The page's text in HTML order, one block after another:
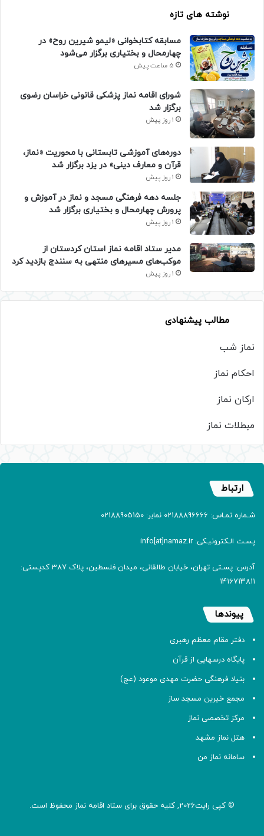
نوشته های تازه
مسابقه کتابخوانی «لیمو شیرین روح» در
چهارمحال و بختیاری برگزار می‌شود
5 ساعت پیش
شورای اقامه نماز پزشکی قانونی خراسان رضوی
برگزار شد
1 روز پیش
دوره‌های آموزشی تابستانی با محوریت «نماز،
قرآن و معارف دینی» در یزد برگزار شد
1 روز پیش
جلسه دهه فرهنگی مسجد و نماز در آموزش و
پرورش چهارمحال و بختیاری برگزار شد
1 روز پیش
مدیر ستاد اقامه نماز استان کردستان از
موکب‌های مسیرهای منتهی به سنندج بازدید کرد
1 روز پیش
مطالب پیشنهادی
نماز شب
احکام نماز
ارکان نماز
مبطلات نماز
ارتباط
شـماره تمـاس: 02188896666 نمابر: 02188905150
پسـت الـکترونیـکی: info[at]namaz.ir
آدرس: پسـتی تهران، خیابان طالقانی، میدان فلسطین، پلاک 387 کدپستی:
۱۴۱۶۷۱۳۸۱۱
پیوندها
دفتر مقام معظم رهبری
پایگاه درسهایی از قرآن
بنیاد فرهنگی حضرت مهدی موعود (عج)
مجمع خیرین مسجد ساز
مرکز تخصصی نماز
هتل نماز مشهد
سامانه نماز من
© کپی رایت2026, کلیه حقوق برای ستاد اقامه نماز محفوظ است.